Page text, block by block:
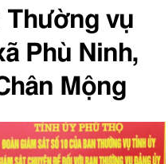
Thường vụ
Phù Ninh,
Mộng